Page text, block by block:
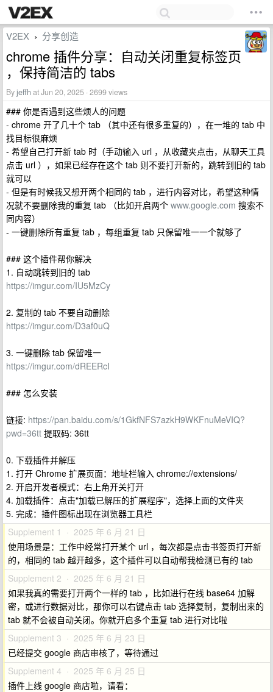
V2EX › 分享创造
chrome 插件分享：自动关闭重复标签页
，保持简洁的 tabs
Byjeffh at Jun 20, 2025 · 2699 views
### 你是否遇到这些烦人的问题
- chrome 开了几十个 tab （其中还有很多重复的），在一堆的 tab 中
找目标很麻烦
- 希望自己打开新 tab 时（手动输入 url ，从收藏夹点击，从聊天工具
点击 url ），如果已经存在这个 tab 则不要打开新的，跳转到旧的 tab
就可以
- 但是有时候我又想开两个相同的 tab ，进行内容对比，希望这种情
况就不要删除我的重复 tab （比如开启两个 www.google.com 搜索不
同内容）
- 一键删除所有重复 tab ，每组重复 tab 只保留唯一一个就够了
### 这个插件帮你解决
1. 自动跳转到旧的 tab
https://imgur.com/IU5MzCy
2. 复制的 tab 不要自动删除
https://imgur.com/D3af0uQ
3. 一键删除 tab 保留唯一
https://imgur.com/dREERcI
### 怎么安装
链接: https://pan.baidu.com/s/1GkfNFS7azkH9WKFnuMeVIQ?
pwd=36tt 提取码: 36tt
0. 下载插件并解压
1. 打开 Chrome 扩展页面：地址栏输入 chrome://extensions/
2. 开启开发者模式：右上角开关打开
4. 加载插件：点击"加载已解压的扩展程序"，选择上面的文件夹
5. 完成：插件图标出现在浏览器工具栏
Supplement 1 · 2025 年 6 月 21 日
使用场景是：工作中经常打开某个 url ，每次都是点击书签页打开新
的，相同的 tab 越开越多，这个插件可以自动帮我检测已有的 tab
Supplement 2 · 2025 年 6 月 21 日
如果我真的需要打开两个一样的 tab ，比如进行在线 base64 加解
密，或进行数据对比，那你可以右键点击 tab 选择复制，复制出来的
tab 就不会被自动关闭。你就开启多个重复 tab 进行对比啦
Supplement 3 · 2025 年 6 月 23 日
已经提交 google 商店审核了，等待通过
Supplement 4 · 2025 年 6 月 25 日
插件上线 google 商店啦，请看：